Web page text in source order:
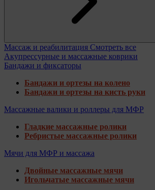
Массаж и реабилитация Смотреть все
Акупрессурные и массажные коврики
Бандажи и фиксаторы
Бандажи и ортезы на колено
Бандажи и ортезы на кисть руки
Массажные валики и роллеры для МФР
Гладкие массажные ролики
Ребристые массажные ролики
Мячи для МФР и массажа
Двойные массажные мячи
Игольчатые массажные мячи